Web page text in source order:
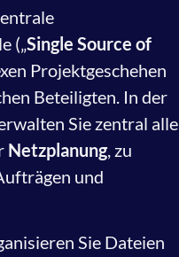
(„Single Source of
Projektgeschehen
Beteiligten. In der
Sie zentral alle
Netzplanung, zu
und
Sie Dateien